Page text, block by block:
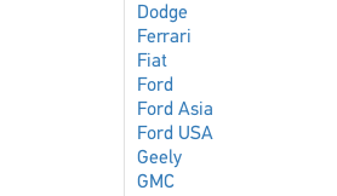
Dodge
Ferrari
Fiat
Ford
Ford Asia
Ford USA
Geely
GMC